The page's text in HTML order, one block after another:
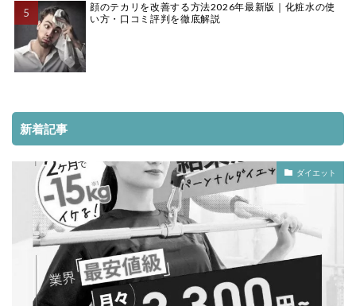
顔のテカリを改善する方法2026年最新版｜化粧水の使
い方・口コミ評判を徹底解説
新着記事
ダイエット